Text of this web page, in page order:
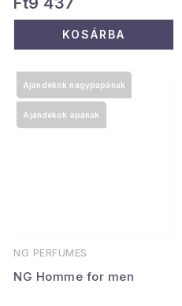
KOSÁRBA
NG PERFUMES
NG Homme for men
Ajándékok nagypapának
Ajándékok apának